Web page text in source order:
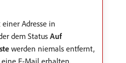
Adresse in
dem Status Auf
werden niemals entfernt,